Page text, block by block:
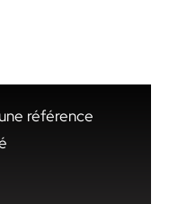
référence